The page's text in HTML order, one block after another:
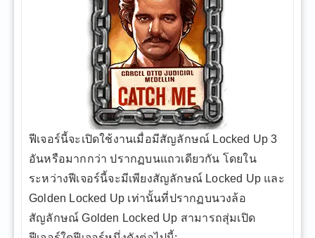
ฟีเจอร์นี้จะเปิดใช้งานเมื่อมีสัญลักษณ์ Locked Up 3
อันหรือมากกว่า ปรากฏบนแถวเดียวกัน โดยใน
ระหว่างฟีเจอร์นี้จะมีเพียงสัญลักษณ์ Locked Up และ
Golden Locked Up เท่านั้นที่ปรากฏบนวงล้อ
สัญลักษณ์ Golden Locked Up สามารถสุ่มเปิด